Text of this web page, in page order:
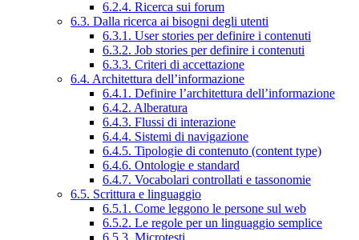
6.2.4. Ricerca sui forum
6.3. Dalla ricerca ai bisogni degli utenti
6.3.1. User stories per definire i contenuti
6.3.2. Job stories per definire i contenuti
6.3.3. Criteri di accettazione
6.4. Architettura dell’informazione
6.4.1. Definire l’architettura dell’informazione
6.4.2. Alberatura
6.4.3. Flussi di interazione
6.4.4. Sistemi di navigazione
6.4.5. Tipologie di contenuto (content type)
6.4.6. Ontologie e standard
6.4.7. Vocabolari controllati e tassonomie
6.5. Scrittura e linguaggio
6.5.1. Come leggono le persone sul web
6.5.2. Le regole per un linguaggio semplice
6.5.3. Microtesti